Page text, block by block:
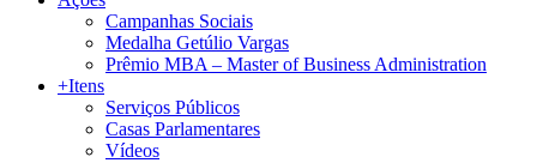
Campanhas Sociais
Medalha Getúlio Vargas
Prêmio MBA – Master of Business Administration
+Itens
Serviços Públicos
Casas Parlamentares
Vídeos